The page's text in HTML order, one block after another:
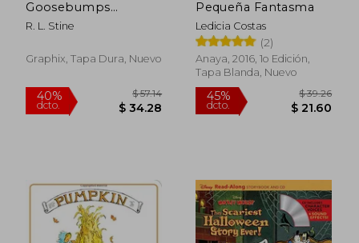
Goosebumps
Graphix: The Haunted
Mask (en Inglés)
R. L. Stine
Graphix, Tapa Dura, Nuevo
Pequeña Fantasma
Ledicia Costas
(2)
Anaya, 2016, 1o Edición,
Tapa Blanda, Nuevo